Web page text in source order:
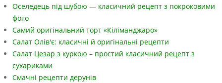
Оселедець під шубою — класичний рецепт з покроковими
фото
Самий оригінальний торт «Кіліманджаро»
Салат Олів'є: класичні й оригінальні рецепти
Салат Цезар з куркою – простий класичний рецепт з
сухариками
Смачні рецепти дерунів